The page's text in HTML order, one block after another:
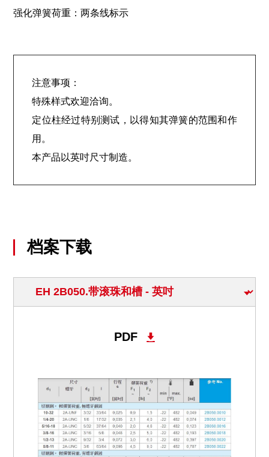
强化弹簧荷重：两条线标示
注意事项：
特殊样式欢迎洽询。
定位柱经过特别测试，以得知其弹簧的范围和作
用。
本产品以英吋尺寸制造。
档案下载
PDF